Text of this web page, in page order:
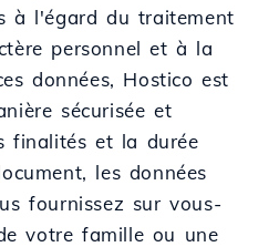
à l'égard du traitement
personnel et à la
données, Hostico est
sécurisée et
finalités et la durée
les données
fournissez sur vous-
votre famille ou une